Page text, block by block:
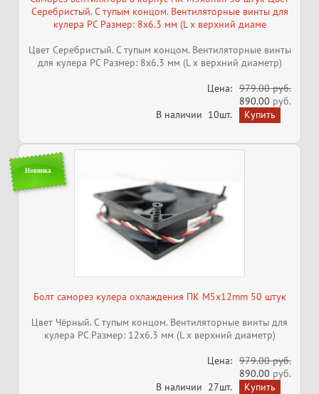
Серебристый. С тупым концом. Вентиляторные винты для
кулера PC Размер: 8x6.3 мм (L x верхний диаме
Цвет Серебристый. С тупым концом. Вентиляторные винты
для кулера PC Размер: 8x6.3 мм (L x верхний диаметр)
Цена: 979.00 руб.
890.00 руб.
В наличии 10шт.
Новинка
Болт саморез кулера охлаждения ПК M5x12mm 50 штук
Цвет Чёрный. С тупым концом. Вентиляторные винты для
кулера PC Размер: 12x6.3 мм (L x верхний диаметр)
Цена: 979.00 руб.
890.00 руб.
В наличии 27шт.